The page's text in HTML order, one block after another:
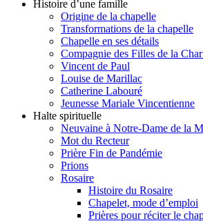
Histoire d’une famille
Origine de la chapelle
Transformations de la chapelle
Chapelle en ses détails
Compagnie des Filles de la
Vincent de Paul
Louise de Marillac
Catherine Labouré
Jeunesse Mariale Vincentienne
Halte spirituelle
Neuvaine à Notre-Dame de la
Mot du Recteur
Prière Fin de Pandémie
Prions
Rosaire
Histoire du Rosaire
Chapelet, mode d’emploi
Prières pour réciter le